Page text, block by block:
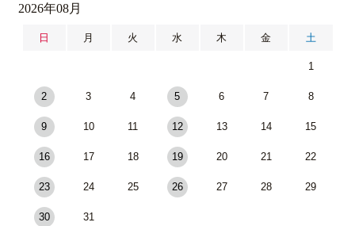
2026年08月
日 月 火 水 木 金 土
1
2 3 4 5 6 7 8
9 10 11 12 13 14 15
16 17 18 19 20 21 22
23 24 25 26 27 28 29
30 31